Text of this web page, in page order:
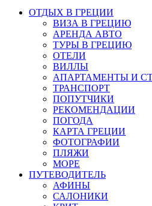
ОТДЫХ В ГРЕЦИИ
ВИЗА В ГРЕЦИЮ
АРЕНДА АВТО
ТУРЫ В ГРЕЦИЮ
ОТЕЛИ
ВИЛЛЫ
АПАРТАМЕНТЫ И
ТРАНСПОРТ
ПОПУТЧИКИ
РЕКОМЕНДАЦИИ
ПОГОДА
КАРТА ГРЕЦИИ
ФОТОГРАФИИ
ПЛЯЖИ
МОРЕ
ПУТЕВОДИТЕЛЬ
АФИНЫ
САЛОНИКИ